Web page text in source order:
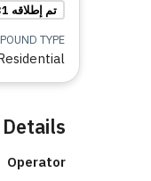
تم إطلاقه 31 مارس 2026
TYPE
Operator